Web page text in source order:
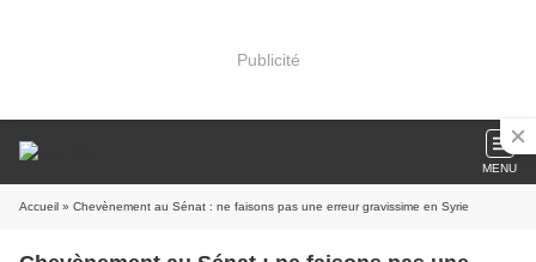
Publicité
MENU
Accueil » Chevènement au Sénat : ne faisons pas une erreur gravissime en Syrie